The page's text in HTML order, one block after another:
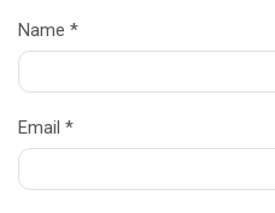
Name *
Email *